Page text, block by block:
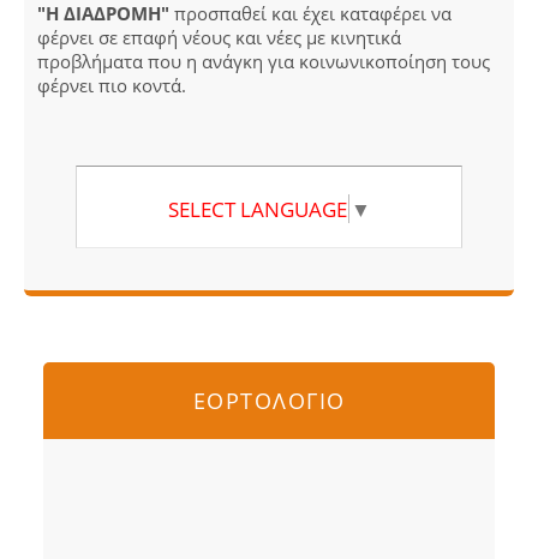
"Η ΔΙΑΔΡΟΜΗ" προσπαθεί και έχει καταφέρει να
φέρνει σε επαφή νέους και νέες με κινητικά
προβλήματα που η ανάγκη για κοινωνικοποίηση τους
φέρνει πιο κοντά.
SELECT LANGUAGE ▼
ΕΟΡΤΟΛΟΓΙΟ